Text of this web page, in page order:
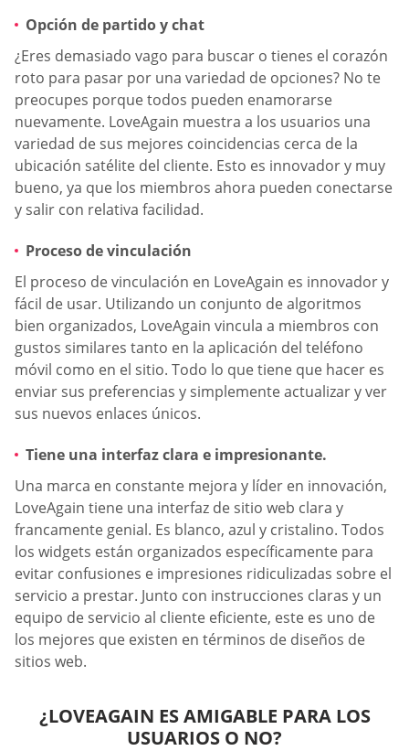
Opción de partido y chat
¿Eres demasiado vago para buscar o tienes el corazón
roto para pasar por una variedad de opciones? No te
preocupes porque todos pueden enamorarse
nuevamente. LoveAgain muestra a los usuarios una
variedad de sus mejores coincidencias cerca de la
ubicación satélite del cliente. Esto es innovador y muy
bueno, ya que los miembros ahora pueden conectarse
y salir con relativa facilidad.
Proceso de vinculación
El proceso de vinculación en LoveAgain es innovador y
fácil de usar. Utilizando un conjunto de algoritmos
bien organizados, LoveAgain vincula a miembros con
gustos similares tanto en la aplicación del teléfono
móvil como en el sitio. Todo lo que tiene que hacer es
enviar sus preferencias y simplemente actualizar y ver
sus nuevos enlaces únicos.
Tiene una interfaz clara e impresionante.
Una marca en constante mejora y líder en innovación,
LoveAgain tiene una interfaz de sitio web clara y
francamente genial. Es blanco, azul y cristalino. Todos
los widgets están organizados específicamente para
evitar confusiones e impresiones ridiculizadas sobre el
servicio a prestar. Junto con instrucciones claras y un
equipo de servicio al cliente eficiente, este es uno de
los mejores que existen en términos de diseños de
sitios web.
¿LOVEAGAIN ES AMIGABLE PARA LOS
USUARIOS O NO?